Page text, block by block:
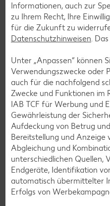
Zurück zu
Informationen, auch zur
zu Ihrem Recht, Ihre
für die Zukunft zu
Datenschutzhinweisen .
Unter „Anpassen“ können
Verwendungszwecke oder
auch für die nachfolgend
Zwecke und Funktionen im
IAB TCF für Werbung und
Gewährleistung der
Aufdeckung von Betrug
Bereitstellung und Anzeige
Abgleichung und
unterschiedlichen Quellen,
Endgeräte, Identifikation
automatisch übermittelter
Erfolgs von